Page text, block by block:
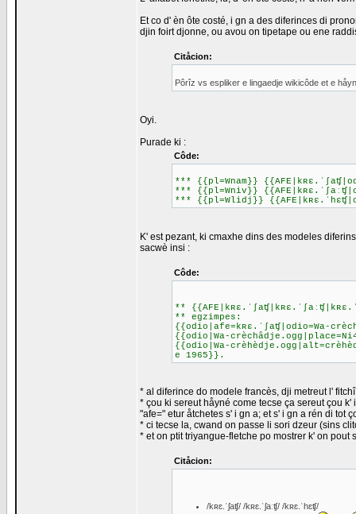
Et co d' èn ôte costé, i gn a des diferinces di
djin foirt djonne, ou avou on tipetape ou ene
Citåcion:
Pôrîz vs espliker e lingaedje wikicôde et e
Oyi.
Purade ki :
Côde:
*** {{pl=Wnam}}
*** {{pl=Wniv}}
*** {{pl=Wlidj}}
K' est pezant, ki cmaxhe dins des modeles
sacwè insi :
Côde:
**
** egzimpes:
{{odio|afe=kʀɛ.ˈʃaʧ|odio=Wa-
{{odio|Wa-
{{odio|Wa-
e 1965}}.
* al diferince do modele francès, dji metreut l'
* çou ki sereut håyné come tecse ça sereut çou
"afe=" etur åtchetes s' i gn a; et s' i gn a rén di tot
* ci tecse la, cwand on passe li sori dzeur (sins
* et on ptit triyangue-fletche po mostrer k' on pout
Citåcion:
/kʀɛ.ˈʃaʧ/ /kʀɛ.ˈʃaːʧ/ /kʀɛ.ˈhɛʧ/